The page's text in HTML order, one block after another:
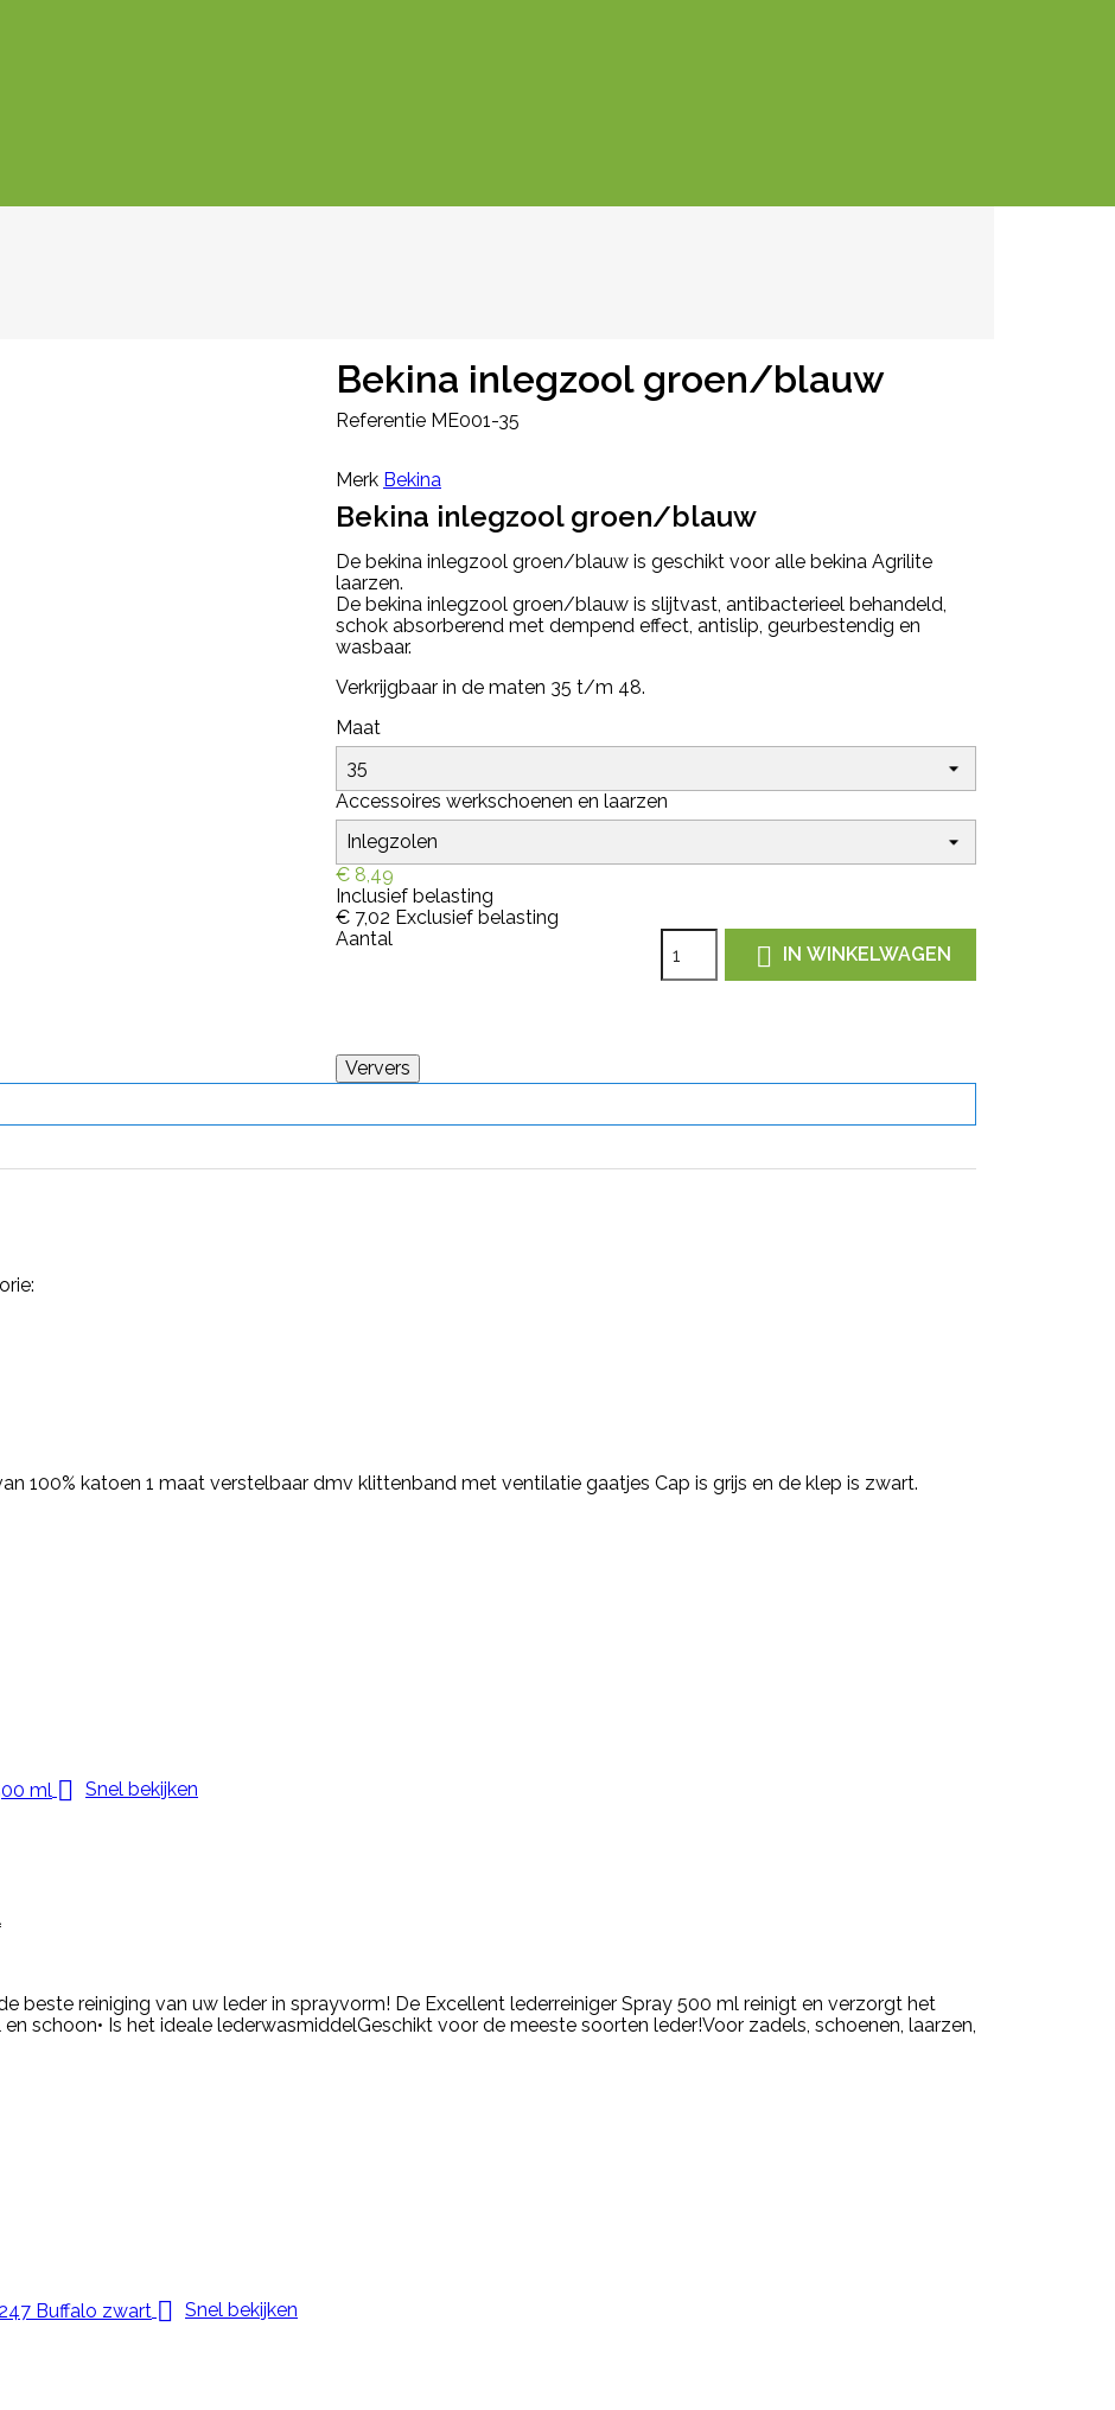
Bekina inlegzool groen/blauw
Referentie ME001-35
Merk Bekina
Bekina inlegzool groen/blauw
De bekina inlegzool groen/blauw is geschikt voor alle bekina Agrilite
laarzen.
De bekina inlegzool groen/blauw is slijtvast, antibacterieel behandeld,
schok absorberend met dempend effect, antislip, geurbestendig en
wasbaar.
Verkrijgbaar in de maten 35 t/m 48.
Maat
Accessoires werkschoenen en laarzen
€ 8,49
Inclusief belasting
€ 7,02 Exclusief belasting
Aantal
 IN WINKELWAGEN
100% katoen 1 maat verstelbaar dmv klittenband met ventilatie gaatjes Cap is grijs en de klep is zwart.
 Snel bekijken
beste reiniging van uw leder in sprayvorm! De Excellent lederreiniger Spray 500 ml reinigt en verzorgt het
schoon• Is het ideale lederwasmiddelGeschikt voor de meeste soorten leder!Voor zadels, schoenen, laarzen,
 Snel bekijken